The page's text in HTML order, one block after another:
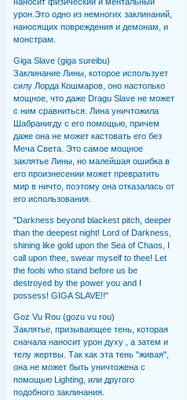
урон.Это одно из немногих заклинаний,
наносящих повреждения и демонам, и
монстрам.
Giga Slave (giga sureibu)
Заклинание Лины, которое использует
силу Лорда Кошмаров, оно настолько
мощное, что даже Dragu Slave не может
с ним сравниться. Лина уничтожила
Шабранигду с его помощью, причем
даже она не может кастовать его без
Меча Света. Это самое мощное
заклятье Лины, но малейшая ошибка в
его произнесении может превратить
мир в ничто, поэтому она отказалась от
его использования.
"Darkness beyond blackest pitch, deeper
than the deepest night! Lord of Darkness,
shining like gold upon the Sea of Chaos, I
call upon thee, swear myself to thee! Let
the fools who stand before us be
destroyed by the power you and I
possess! GIGA SLAVE!!"
Goz Vu Rou (gozu vu rou)
Заклятье, призывающее тень, которая
сначала наносит урон духу , а затем и
телу жертвы. Так как эта тень "живая",
она не может быть уничтожена с
помощью Lighting, или другого
подобного заклинания.